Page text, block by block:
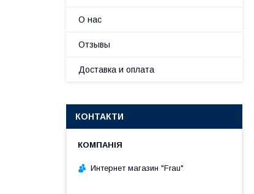
О нас
Отзывы
Доставка и оплата
КОНТАКТИ
Интернет магазин "Frau"